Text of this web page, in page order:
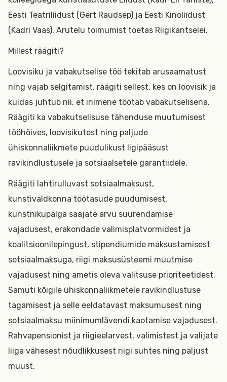
Eesti Teatriliidust (Gert Raudsep) ja Eesti Kinoliidust
(Kadri Vaas). Arutelu toimumist toetas Riigikantselei.
Millest räägiti?
Loovisiku ja vabakutselise töö tekitab arusaamatust
ning vajab selgitamist, räägiti sellest, kes on loovisik ja
kuidas juhtub nii, et inimene töötab vabakutselisena.
Räägiti ka vabakutselisuse tähenduse muutumisest
tööhõives, loovisikutest ning paljude
ühiskonnaliikmete puudulikust ligipääsust
ravikindlustusele ja sotsiaalsetele garantiidele.
Räägiti lahtirulluvast sotsiaalmaksust,
kunstivaldkonna töötasude puudumisest,
kunstnikupalga saajate arvu suurendamise
vajadusest, erakondade valimisplatvormidest ja
koalitsioonilepingust, stipendiumide maksustamisest
sotsiaalmaksuga, riigi maksusüsteemi muutmise
vajadusest ning ametis oleva valitsuse prioriteetidest.
Samuti kõigile ühiskonnaliikmetele ravikindlustuse
tagamisest ja selle eeldatavast maksumusest ning
sotsiaalmaksu miinimumlävendi kaotamise vajadusest.
Rahvapensionist ja riigieelarvest, valimistest ja valijate
liiga vähesest nõudlikkusest riigi suhtes ning paljust
muust.